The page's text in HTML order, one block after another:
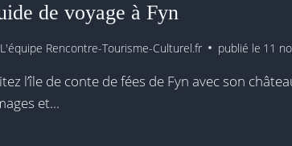
de voyage à Fyn
L'équipe Rencontre-Tourisme-Culturel.fr publié le 11
l’île de conte de fées de Fyn avec son
et…